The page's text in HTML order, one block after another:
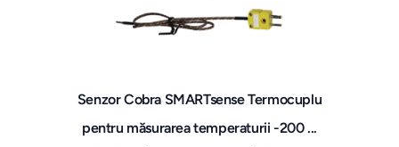
Senzor Cobra SMARTsense Termocuplu
pentru măsurarea temperaturii -200 ...